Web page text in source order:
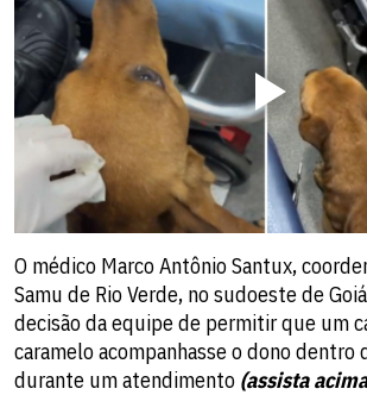
O médico Marco Antônio Santux,
Samu de Rio Verde, no sudoeste de
decisão da equipe de permitir que um
caramelo acompanhasse o dono dentro
durante um atendimento (assista